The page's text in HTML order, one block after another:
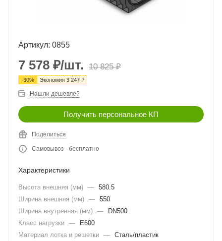
Артикул: 0855
7 578 ₽/шт. 10 825₽
-30% Экономия 3 247 ₽
Нашли дешевле?
Получить персональное КП
Поделиться
Самовывоз - бесплатно
Характеристики
Высота внешняя (мм) — 580.5
Ширина внешняя (мм) — 550
Ширина внутренняя (мм) —
DN500
Класс нагрузки —
E600
Материал лотка и решетки — Сталь/пластик